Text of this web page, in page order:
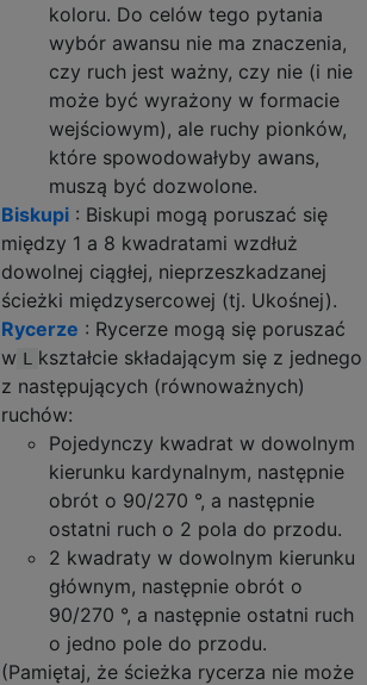
koloru. Do celów tego pytania
wybór awansu nie ma znaczenia,
czy ruch jest ważny, czy nie (i nie
może być wyrażony w formacie
wejściowym), ale ruchy pionków,
które spowodowałyby awans,
muszą być dozwolone.
Biskupi : Biskupi mogą poruszać się
między 1 a 8 kwadratami wzdłuż
dowolnej ciągłej, nieprzeszkadzanej
ścieżki międzysercowej (tj. Ukośnej).
Rycerze : Rycerze mogą się poruszać
w L
kształcie składającym się z jednego
z następujących (równoważnych)
ruchów:
Pojedynczy kwadrat w dowolnym
kierunku kardynalnym, następnie
obrót o 90/270 °, a następnie
ostatni ruch o 2 pola do przodu.
2 kwadraty w dowolnym kierunku
głównym, następnie obrót o
90/270 °, a następnie ostatni ruch
o jedno pole do przodu.
(Pamiętaj, że ścieżka rycerza nie może